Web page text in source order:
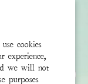
cookies
experience,
we will not
purposes
your stylist